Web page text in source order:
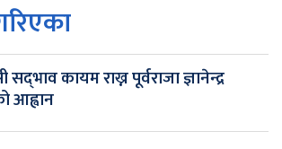
कायम राख्न पूर्वराजा ज्ञानेन्द्र
आह्वान